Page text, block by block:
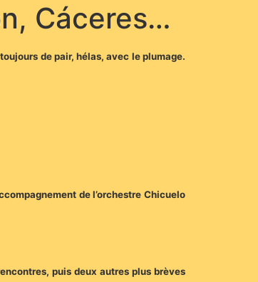
Cáceres…
de pair, hélas, avec le plumage.
de l’orchestre Chicuelo
puis deux autres plus brèves